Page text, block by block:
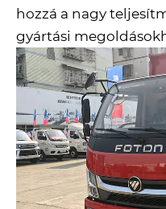
hozzá a nagy
gyártási